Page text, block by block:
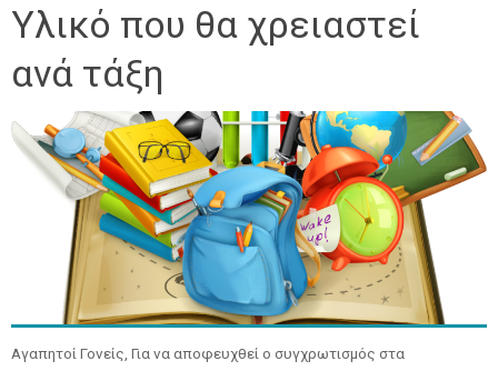
Υλικό που θα χρειαστεί
ανά τάξη
Αγαπητοί Γονείς, Για να αποφευχθεί ο συγχρωτισμός στα